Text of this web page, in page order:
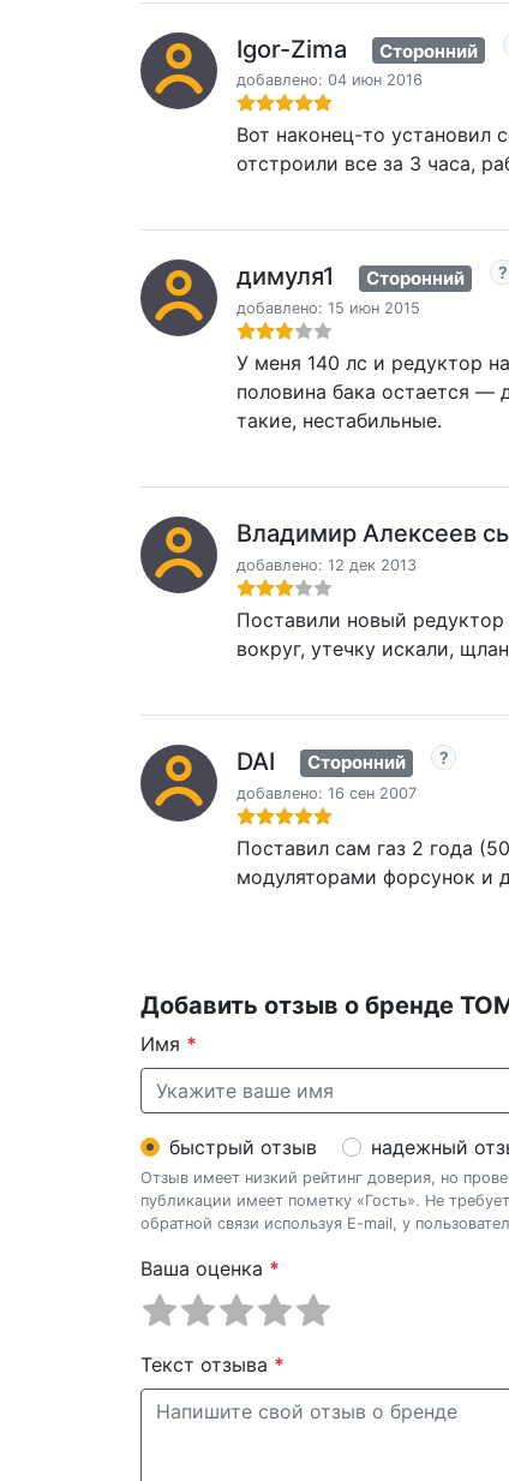
Igor-Zima Сторонний
добавлено: 04 июн 2016
Вот наконец-то установил
отстроили все за 3 часа,
димуля1 Сторонний
добавлено: 15 июн 2015
У меня 140 лс и редуктор
половина бака остается —
такие, нестабильные.
Владимир Алексеев
добавлено: 12 дек 2013
Поставили новый
вокруг, утечку искали,
DAI Сторонний
добавлено: 16 сен 2007
Поставил сам газ 2 года
модуляторами форсунок и
Добавить отзыв о бренде
Имя *
быстрый отзыв надежный
Отзыв имеет низкий рейтинг доверия, но
публикации имеет пометку «Гость». Не
обратной связи используя E-mail, у
Ваша оценка *
Текст отзыва *